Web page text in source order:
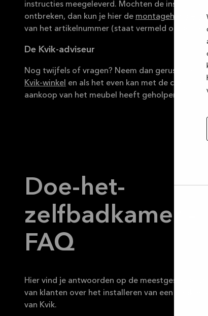
instructies meegeleverd. Mochten de installatie-
ontbreken, dan kun je hier de
van het artikelnummer (staat vermeld op de
De Kvik-adviseur
Nog twijfels of vragen? Neem dan gerust
Kvik-winkel en als het even kan met de
aankoop van het meubel heeft geholpen.
Doe-het-
zelfbadkamer -
FAQ
Hier vind je antwoorden op de meestgestelde
van klanten over het installeren van een
van Kvik.